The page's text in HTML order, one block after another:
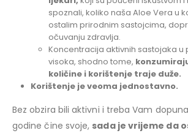
spoznali, koliko naša Aloe Vera u
ostalim prirodnim sastojcima,
očuvanju zdravlja.
Koncentracija aktivnih sastojaka u
visoka, shodno tome,
količine i korištenje traje duže.
Korištenje je veoma jednostavno.
Bez obzira bili aktivni i treba Vam
godine čine svoje, sada je vrijeme da